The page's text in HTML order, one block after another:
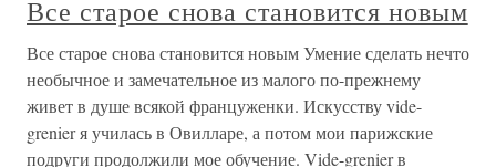
Все старое снова становится новым
Все старое снова становится новым Умение сделать нечто
необычное и замечательное из малого по-прежнему
живет в душе всякой француженки. Искусству vide-
grenier я училась в Овилларе, а потом мои парижские
подруги продолжили мое обучение. Vide-grenier в